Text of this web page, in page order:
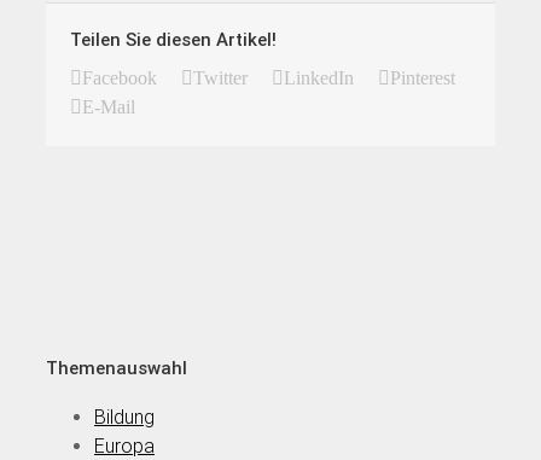
Teilen Sie diesen Artikel!
Facebook Twitter LinkedIn
Pinterest
E-Mail
Themenauswahl
Bildung
Europa